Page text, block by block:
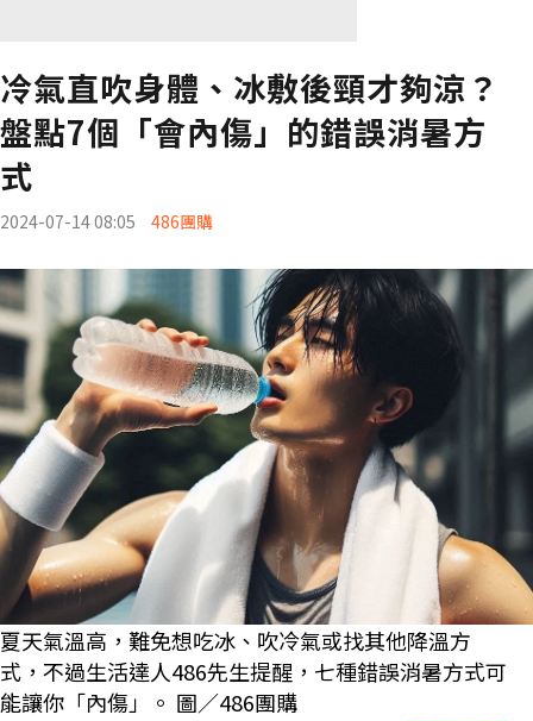
冷氣直吹身體、冰敷後頸才夠涼？
盤點7個「會內傷」的錯誤消暑方
式
2024-07-14 08:05 486團購
夏天氣溫高，難免想吃冰、吹冷氣或找其他降溫方
式，不過生活達人486先生提醒，七種錯誤消暑方式可
能讓你「內傷」。 圖／486團購